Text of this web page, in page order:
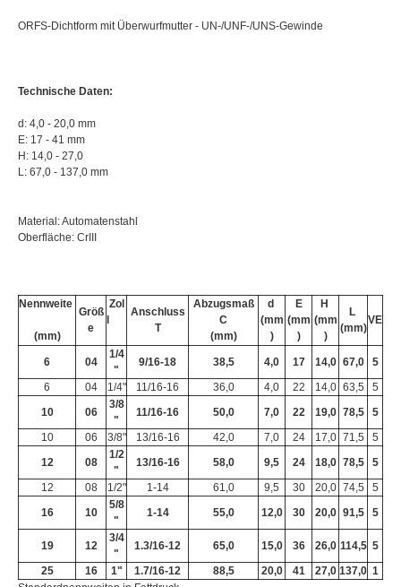
ORFS-Dichtform mit Überwurfmutter - UN-/UNF-/UNS-Gewinde
Technische Daten:
d: 4,0 - 20,0 mm
E: 17 - 41 mm
H: 14,0 - 27,0
L: 67,0 - 137,0 mm
Material: Automatenstahl
Oberfläche: CrIII
Nennweite
(mm)
Größ
e
Zol
Anschluss
T
Abzugsmaß
C
(mm)
d
(mm
)
E
(mm
)
H
(mm
)
L
(mm)
VE
6 04
1/4
"
9/16-18 38,5 4,0 17 14,0 67,0
5
6
04 1/4" 11/16-16 36,0 4,0 22 14,0 63,5
5
10
06
3/8
"
11/16-16 50,0 7,0 22 19,0 78,5
5
10
06 3/8" 13/16-16 42,0 7,0 24 17,0 71,5
5
12
08
1/2
"
13/16-16 58,0 9,5 24 18,0 78,5
5
12
08 1/2" 1-14 61,0 9,5 30 20,0 74,5
5
16
10
5/8
"
1-14 55,0 12,0 30 20,0 91,5 5
19 12
3/4
"
1.3/16-12 65,0 15,0 36 26,0 114,5 5
25
16 1" 1.7/16-12 88,5 20,0 41 27,0 137,0 1